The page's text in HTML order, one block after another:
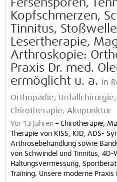
Fersensporen,
Kopfschmerzen,
Tinnitus,
Lesertherapie,
Arthroskopie:
Praxis Dr. med.
ermöglicht u. a. in
Orthopädie,
Chirotherapie, Akupunktur
Vor 13 Jahren – Chirotherapie,
Therapie von KISS, KID, ADS-
Arthrosebehandlung sowie
von Schwindel und Tinnitus, 4D-
Haltungsvermessung,
Training. Unsere moderne Praxis